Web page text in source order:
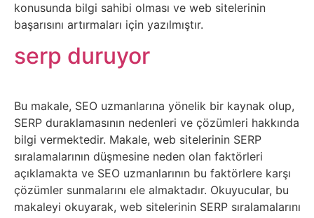
Bitkiler
Çizgi
Diğer
Sosyal
Medyalar
Din
konusunda bilgi sahibi olması ve web sitelerinin
başarısını artırmaları için yazılmıştır.
serp duruyor
Bu makale, SEO uzmanlarına yönelik bir kaynak olup,
SERP duraklamasının nedenleri ve çözümleri hakkında
bilgi vermektedir. Makale, web sitelerinin SERP
sıralamalarının düşmesine neden olan faktörleri
açıklamakta ve SEO uzmanlarının bu faktörlere karşı
çözümler sunmalarını ele almaktadır. Okuyucular, bu
makaleyi okuyarak, web sitelerinin SERP sıralamalarını